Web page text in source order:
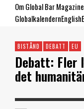
Om Global Bar Magazine
GlobalkalendernEnglish
BISTÅND DEBATT EU
Debatt: Fler
det